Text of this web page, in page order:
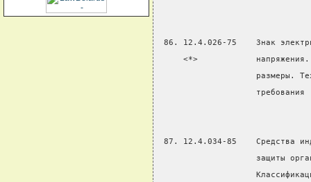
86. 12.4.026-75    Знак
<*>
размеры.
                    требования
87. 12.4.034-85    Средства
защиты